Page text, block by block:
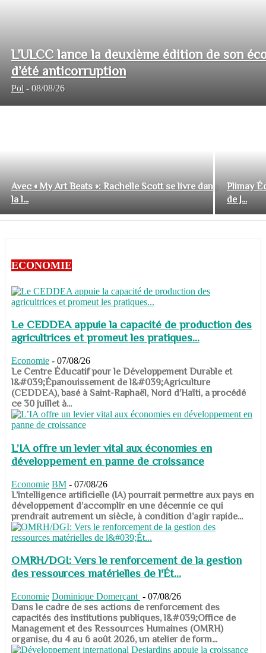
L’ULCC lance la deuxième édition de son
d’été anticorruption
Pol - 08/08/26
Avec « My Art Beats »: Rachelle Scott se livre dans
la l...
Plimay
de J...
ECONOMIE
Le CEDDEA appuie la capacité de production des
agricultrices et promeut les pratiques...
Economie - 07/08/26
​​​​​​​Le Centre Éducatif pour le Développement Durable et
l&#039;Épanouissement de l&#039;Agriculture
(CEDDEA), basé à Saint-Raphaël, Nord d’Haïti, a procédé
ce 30 juillet à...
L’IA offre un levier vital aux économies en
développement en panne de croissance
Economie BM - 07/08/26
​​​​​​​L’intelligence artificielle (IA) pourrait permettre aux pays en
développement d’accomplir en une décennie ce qui
prendrait autrement un siècle, à condition d’agir rapide...
OMRH/DGI: Vers le renforcement de la gestion
des ressources matérielles de l'Ét...
Economie Dominique Domerçant - 07/08/26
Dans le cadre de ses actions de renforcement des
capacités des institutions publiques, l&#039;Office de
Management et des Ressources Humaines (OMRH)
organise, du 4 au 6 août 2026, un atelier de form...